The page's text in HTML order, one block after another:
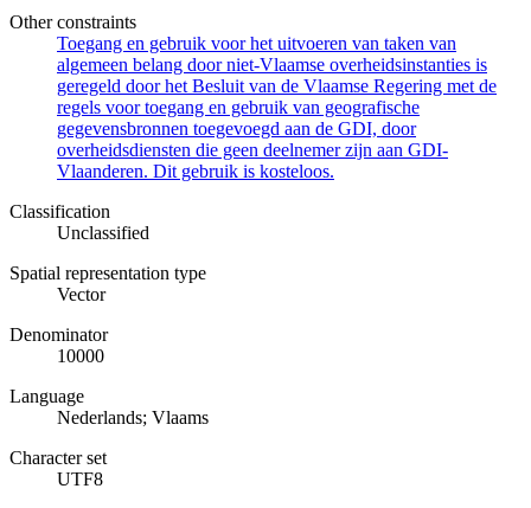
Other constraints
Toegang en gebruik voor het uitvoeren van taken van
algemeen belang door niet-Vlaamse overheidsinstanties is
geregeld door het Besluit van de Vlaamse Regering met de
regels voor toegang en gebruik van geografische
gegevensbronnen toegevoegd aan de GDI, door
overheidsdiensten die geen deelnemer zijn aan GDI-
Vlaanderen. Dit gebruik is kosteloos.
Classification
Unclassified
Spatial representation type
Vector
Denominator
10000
Language
Nederlands; Vlaams
Character set
UTF8